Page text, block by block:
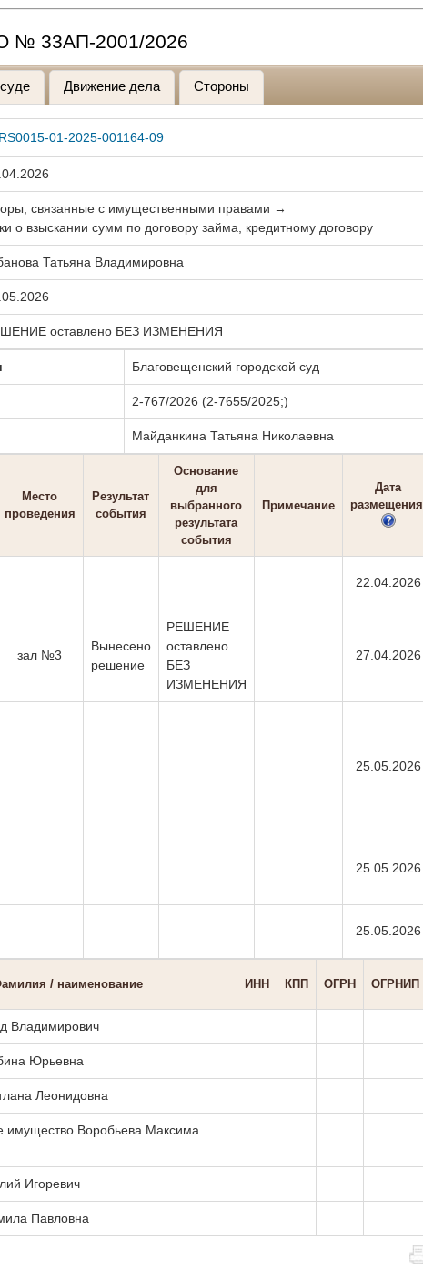
№ 33АП-2001/2026
Движение дела Стороны
01-2025-001164-09
связанные с имущественными правами →
о взыскании сумм по договору займа, кредитному договору
Татьяна Владимировна
оставлено БЕЗ ИЗМЕНЕНИЯ
Благовещенский городской суд
2-767/2026 (2-7655/2025;)
Майданкина Татьяна Николаевна
Место
проведения
Результат
события
Основание
для
выбранного
результата
события
Примечание
Дата
размещения
22.04.2026
зал №3
Вынесено
решение
РЕШЕНИЕ
оставлено
БЕЗ
ИЗМЕНЕНИЯ
27.04.2026
25.05.2026
25.05.2026
25.05.2026
/ наименование ИНН КПП ОГРН ОГРНИП
Владимирович
Юрьевна
Леонидовна
имущество Воробьева Максима
Игоревич
Павловна